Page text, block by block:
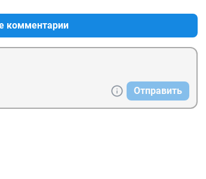
комментарии
Отправить